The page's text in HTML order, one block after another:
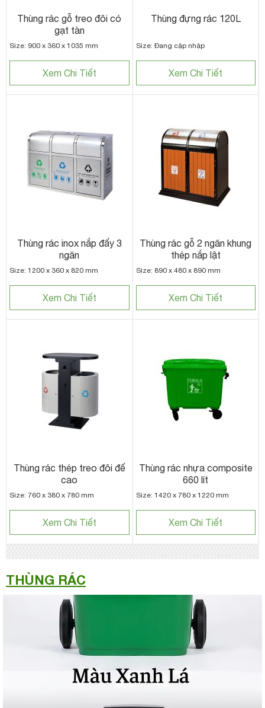
Thùng rác gỗ treo đôi có
gạt tàn
Size: 900 x 360 x 1035 mm
Xem Chi Tiết
Thùng đựng rác 120L
Size: Đang cập nhập
Xem Chi Tiết
Thùng rác inox nắp đẩy 3
ngăn
Size: 1200 x 360 x 820 mm
Xem Chi Tiết
Thùng rác gỗ 2 ngăn khung
thép nắp lật
Size: 890 x 480 x 890 mm
Xem Chi Tiết
Thùng rác thép treo đôi đế
cao
Size: 760 x 380 x 780 mm
Xem Chi Tiết
Thùng rác nhựa composite
660 lít
Size: 1420 x 780 x 1220 mm
Xem Chi Tiết
THÙNG RÁC